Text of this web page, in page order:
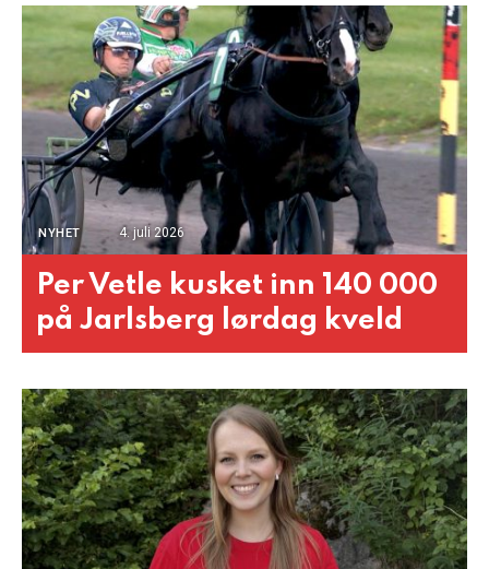
NYHET 4. juli 2026
Per Vetle kusket inn 140 000
på Jarlsberg lørdag kveld